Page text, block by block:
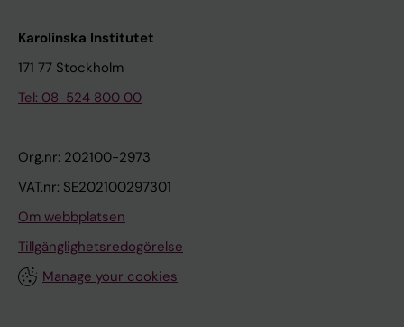
Karolinska Institutet
171 77 Stockholm
Tel: 08-524 800 00
Org.nr: 202100-2973
VAT.nr: SE202100297301
Om webbplatsen
Tillgänglighetsredogörelse
Manage your cookies